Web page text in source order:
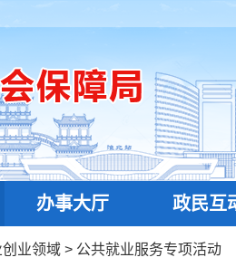
办事大厅 政民互
业领域 > 公共就业服务专项活动